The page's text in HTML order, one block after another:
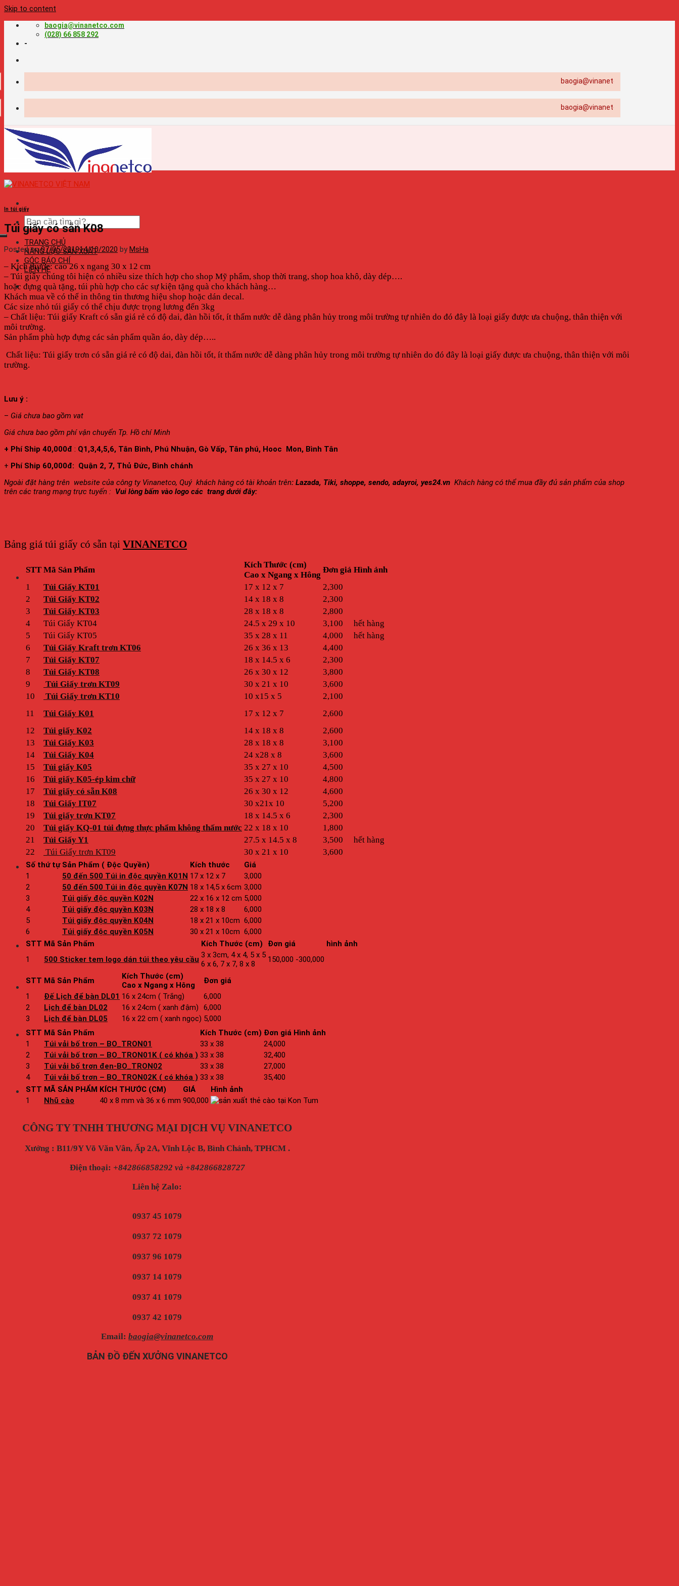
Skip to content
baogia@vinanetco.com
(028) 66 858 292
-
baogia@vinanetco.com | Thiết kế - in ấn
baogia@vinanetco.com | Thiết kế - in ấn
TRANG CHỦ
NĂNG LỰC SẢN XUẤT
GÓC BÁO CHÍ
LIÊN HỆ
In túi giấy
Túi giấy có sẵn K08
Posted on07/05/201914/10/2020 byMsHa
– Kích thước: cao 26 x ngang 30 x 12 cm
– Túi giấy chúng tôi hiện có nhiều size thích hợp cho shop Mỹ phẩm, shop thời trang, shop hoa khô, dày dép….
hoặc đựng quà tặng, túi phù hợp cho các sự kiện tặng quà cho khách hàng…
Khách mua về có thể in thông tin thương hiệu shop hoặc dán decal.
Các size nhỏ túi giấy có thể chịu được trọng lương đến 3kg
– Chất liệu: Túi giấy Kraft có sẵn giá rẻ có độ dai, đàn hồi tốt, ít thấm nước dễ dàng phân hủy trong môi trường tự nhiên do đó đây là loại giấy được ưa chuộng, thân thiện với
môi trường.
Sản phẩm phù hợp đựng các sản phẩm quần áo, dày dép…..
Chất liệu: Túi giấy trơn có sẵn giá rẻ có độ dai, đàn hồi tốt, ít thấm nước dễ dàng phân hủy trong môi trường tự nhiên do đó đây là loại giấy được ưa chuộng, thân thiện với môi
trường.
Lưu ý :
– Giá chưa bao gồm vat
Giá chưa bao gồm phí vận chuyển Tp. Hồ chí Minh
+ Phí Ship 40,000đ : Q1,3,4,5,6, Tân Bình, Phú Nhuận, Gò Vấp, Tân phú, Hooc Mon, Bình Tân
+ Phí Ship 60,000đ: Quận 2, 7, Thủ Đức, Bình chánh
Ngoài đặt hàng trên website của công ty Vinanetco, Quý khách hàng có tài khoản trên: Lazada, Tiki, shoppe, sendo, adayroi, yes24.vn Khách hàng có thể mua đầy đủ sản phẩm của shop
trên các trang mạng trực tuyến : Vui lòng bấm vào logo các trang dưới đây:
Bảng giá túi giấy có sẵn tại VINANETCO
STT Mã Sản Phẩm
Kích Thước (cm)
Cao x Ngang x Hông
Đơn giá Hình ảnh
1
Túi Giấy KT01 17 x 12 x 7
2,300
2
Túi Giấy KT02 14 x 18 x 8
2,300
3
Túi Giấy KT03 28 x 18 x 8
2,800
4
Túi Giấy KT04 24.5 x 29 x 10 3,100
hết hàng
5
Túi Giấy KT05 35 x 28 x 11 4,000
hết hàng
6
Túi Giấy Kraft trơn KT06 26 x 36 x 13
4,400
7
Túi Giấy KT07 18 x 14.5 x 6
2,300
8
Túi Giấy KT08 26 x 30 x 12
3,800
9
Túi Giấy trơn KT09 30 x 21 x 10
3,600
10
Túi Giấy trơn KT10 10 x15 x 5
2,100
11
Túi Giấy K01 17 x 12 x 7
2,600
12
Túi giấy K02 14 x 18 x 8
2,600
13
Túi Giấy K03 28 x 18 x 8
3,100
14
Túi Giấy K04 24 x28 x 8
3,600
15
Túi giấy K05 35 x 27 x 10
4,500
16
Túi giấy K05-ép kim chữ 35 x 27 x 10
4,800
17
Túi giấy có sẵn K08 26 x 30 x 12
4,600
18
Túi Giấy IT07 30 x21x 10
5,200
19
Túi giấy trơn KT07 18 x 14.5 x 6
2,300
20
Túi giấy KQ-01 túi đựng thực phẩm không thấm nước 22 x 18 x 10
1,800
21
Túi Giấy Y1 27.5 x 14.5 x 8 3,500
hết hàng
22
Túi Giấy trơn KT09 30 x 21 x 10 3,600
Số thứ tự Sản Phẩm ( Độc Quyền) Kích thước
Giá
1
50 đến 500 Túi in độc quyền K01N 17 x 12 x 7
3,000
2
50 đến 500 Túi in độc quyền K07N 18 x 14,5 x 6cm 3,000
3
Túi giấy độc quyền K02N 22 x 16 x 12 cm 5,000
4
Túi giấy độc quyền K03N 28 x 18 x 8
6,000
5
Túi giấy độc quyền K04N 18 x 21 x 10cm 6,000
6
Túi giấy độc quyền K05N 30 x 21 x 10cm 6,000
STT Mã Sản Phẩm Kích Thước (cm) Đơn giá
hình ảnh
1
500 Sticker tem logo dán túi theo yêu cầu 3 x 3cm, 4 x 4, 5 x 5
6 x 6, 7 x 7, 8 x 8
150,000 -300,000
STT Mã Sản Phẩm
Kích Thước (cm)
Cao x Ngang x Hông
Đơn giá
1
Đế Lịch để bàn DL01 16 x 24cm ( Trắng)
6,000
2
Lịch để bàn DL02 16 x 24cm ( xanh đậm)
6,000
3
Lịch để bàn DL05 16 x 22 cm ( xanh ngọc) 5,000
STT Mã Sản Phẩm Kích Thước (cm) Đơn giá Hình ảnh
1
Túi vải bố trơn – BO_TRON01 33 x 38
24,000
2
Túi vải bố trơn – BO_TRON01K ( có khóa ) 33 x 38
32,400
3
Túi vải bố trơn đen-BO_TRON02 33 x 38
27,000
4
Túi vải bố trơn – BO_TRON02K ( có khóa ) 33 x 38
35,400
STT MÃ SẢN PHẨM KÍCH THƯỚC (CM) GIÁ
Hình ảnh
1
Nhũ cào 40 x 8 mm và 36 x 6 mm 900,000
CÔNG TY TNHH THƯƠNG MẠI DỊCH VỤ VINANETCO
Xưởng : B11/9Y Võ Văn Vân, Ấp 2A, Vĩnh Lộc B, Bình Chánh, TPHCM .
Điện thoại: +842866858292 và +842866828727
Liên hệ Zalo:
0937 45 1079
0937 72 1079
0937 96 1079
0937 14 1079
0937 41 1079
0937 42 1079
Email: baogia@vinanetco.com
BẢN ĐỒ ĐẾN XƯỞNG VINANETCO